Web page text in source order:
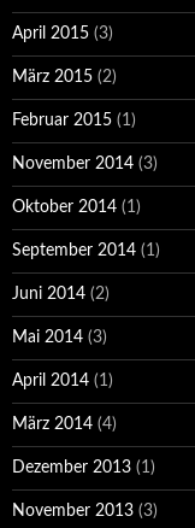
April 2015 (3)
März 2015 (2)
Februar 2015 (1)
November 2014 (3)
Oktober 2014 (1)
September 2014 (1)
Juni 2014 (2)
Mai 2014 (3)
April 2014 (1)
März 2014 (4)
Dezember 2013 (1)
November 2013 (3)